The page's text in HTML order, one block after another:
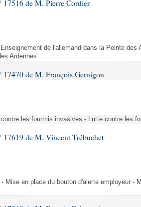
17516 de M. Pierre Cordier
de l'allemand dans la Pointe des
Ardennes
17470 de M. François Gernigon
les fourmis invasives - Lutte contre les
17619 de M. Vincent Trébuchet
Mise en place du bouton d'alerte employeur -